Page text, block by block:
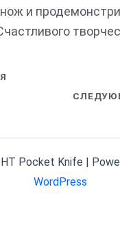
и
Pocket Knife |
WordPress